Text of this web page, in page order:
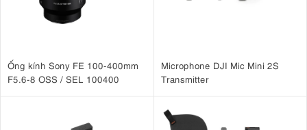
Ống kính Sony FE 100-400mm
F5.6-8 OSS / SEL 100400
Microphone DJI Mic Mini 2S
Transmitter